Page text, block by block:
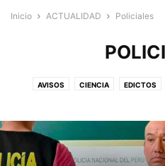
Inicio ACTUALIDAD Policiales
AVISOS CIENCIA EDICTOS
POLICIALES POLÍTICA